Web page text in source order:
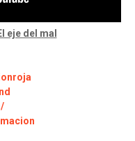
eje del mal